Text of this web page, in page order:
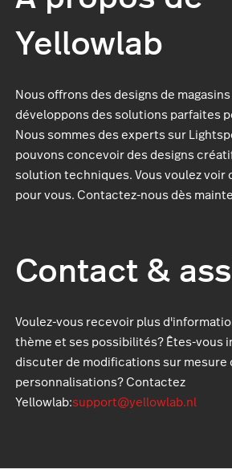
Yellowlab
Nous offrons des designs de
développons des solutions parfaites
Nous sommes des experts sur
pouvons concevoir des designs
solution techniques. Vous voulez voir
pour vous. Contactez-nous dès
Contact &
Voulez-vous recevoir plus
thème et ses possibilités? Êtes-vous
discuter de modifications sur mesure
personnalisations? Contactez
Yellowlab:support@yellowlab.nl